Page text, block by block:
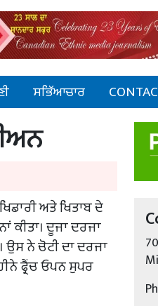
ਸਭਿੱਆਚਾਰ
ਅਤੇ ਖਿਤਾਬ ਦੇ
ਕੀਤਾ। ਦੂਜਾ ਦਰਜਾ
ਉਸ ਨੇ ਚੋਟੀ ਦਾ ਦਰਜਾ
ਫ੍ਰੈਂਚ ਓਪਨ ਸੁਪਰ